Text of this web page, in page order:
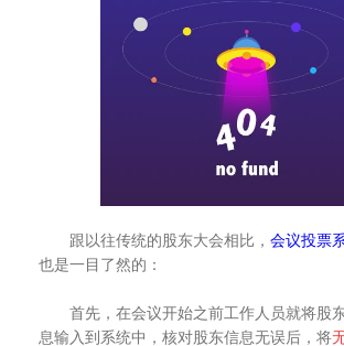
跟以往传统的股东大会相比， 会议投票
也是一目了然的：
首先，在会议开始之前工作人员就将股
息输入到系统中，核对股东信息无误后，将